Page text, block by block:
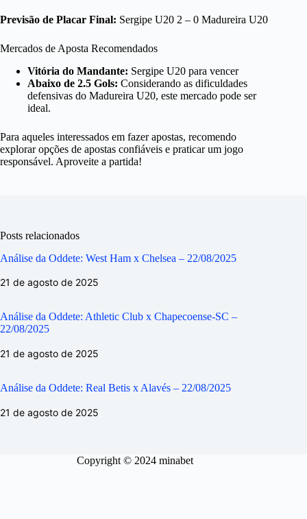
Previsão de Placar Final: Sergipe U20 2 – 0 Madureira U20
Mercados de Aposta Recomendados
Vitória do Mandante: Sergipe U20 para vencer
Abaixo de 2.5 Gols: Considerando as dificuldades
defensivas do Madureira U20, este mercado pode ser
ideal.
Para aqueles interessados em fazer apostas, recomendo
explorar opções de apostas confiáveis e praticar um jogo
responsável. Aproveite a partida!
Posts relacionados
Análise da Oddete: West Ham x Chelsea – 22/08/2025
21 de agosto de 2025
Análise da Oddete: Athletic Club x Chapecoense-SC –
22/08/2025
21 de agosto de 2025
Análise da Oddete: Real Betis x Alavés – 22/08/2025
21 de agosto de 2025
Copyright © 2024 minabet